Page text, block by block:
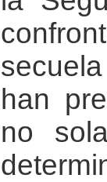
han
no